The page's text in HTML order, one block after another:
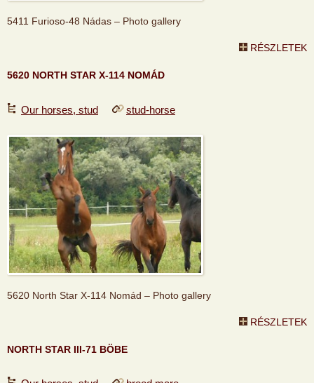
5411 Furioso-48 Nádas – Photo gallery
RÉSZLETEK
5620 NORTH STAR X-114 NOMÁD
Our horses, stud stud-horse
5620 North Star X-114 Nomád – Photo gallery
RÉSZLETEK
NORTH STAR III-71 BÖBE